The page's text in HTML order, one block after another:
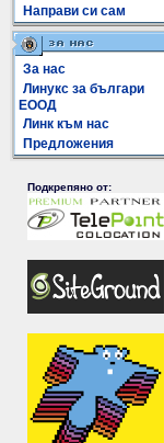
Направи си сам
За нас
Линукс за българи
ЕООД
Линк към нас
Предложения
Подкрепяно от: